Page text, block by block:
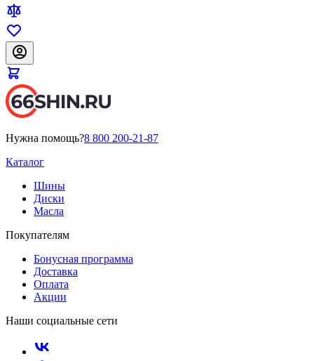
Нужна помощь?8 800 200-21-87
Каталог
Шины
Диски
Масла
Покупателям
Бонусная программа
Доставка
Оплата
Акции
Наши социальные сети